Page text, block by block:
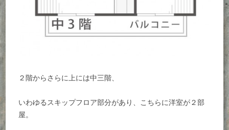
２階からさらに上には中三階、
いわゆるスキップフロア部分があり、こちらに洋室が２部
屋。